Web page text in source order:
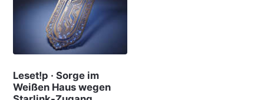
Leset!p · Sorge im
Weißen Haus wegen